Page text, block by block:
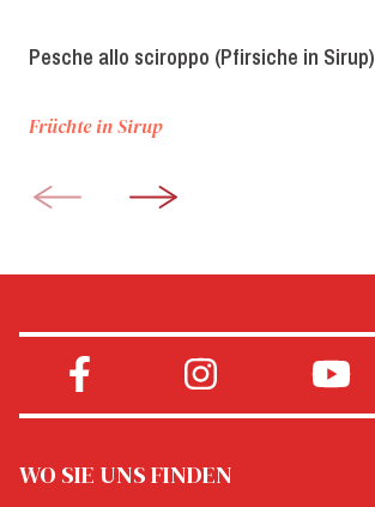
Pesche allo sciroppo (Pfirsiche in Sirup)
Früchte in Sirup
WO SIE UNS FINDEN